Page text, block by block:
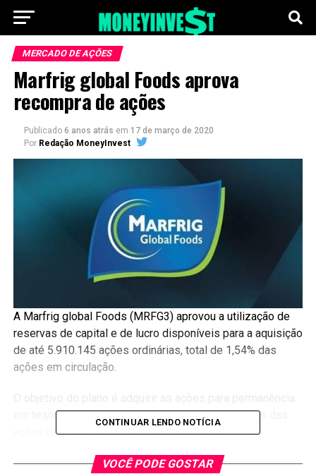
MERCADO DE AÇÕES
Marfrig global Foods aprova
recompra de ações
Publicado 6 anos atrás em 17 de março de 2020
Por Redação MoneyInvest
A Marfrig global Foods (MRFG3) aprovou a utilização de
reservas de capital e de lucro disponíveis para a aquisição
de até 5.910.145 ações ordinárias, total de 1,54% das
ações em circulação.
em tesouraria, cancelamento ou posterior alienação das
ações no mercado ou sua destinação ao eventual
plano de Stock Option ou outorga direta de ações da
CONTINUAR LENDO NOTÍCIA
VOCÊ PODE GOSTAR